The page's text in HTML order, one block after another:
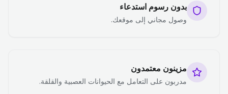
بدون رسوم استدعاء
وصول مجاني إلى موقعك.
مزينون معتمدون
مدربون على التعامل مع الحيوانات العصبية والقلقة.